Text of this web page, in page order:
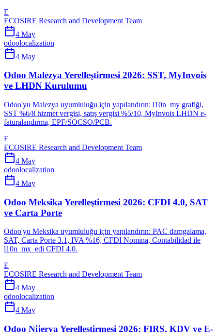
E
ECOSIRE Research and Development Team
4 May
odoolocalization
4 May
Odoo Malezya Yerelleştirmesi 2026: SST, MyInvois
ve LHDN Kurulumu
Odoo'yu Malezya uyumluluğu için yapılandırın: l10n_my grafiği,
SST %6/8 hizmet vergisi, satış vergisi %5/10, MyInvois LHDN e-
faturalandırma, EPF/SOCSO/PCB.
E
ECOSIRE Research and Development Team
4 May
odoolocalization
4 May
Odoo Meksika Yerelleştirmesi 2026: CFDI 4.0, SAT
ve Carta Porte
Odoo'yu Meksika uyumluluğu için yapılandırın: PAC damgalama,
SAT, Carta Porte 3.1, IVA %16, CFDI Nomina, Contabilidad ile
l10n_mx_edi CFDI 4.0.
E
ECOSIRE Research and Development Team
4 May
odoolocalization
4 May
Odoo Nijerya Yerelleştirmesi 2026: FIRS, KDV ve E-